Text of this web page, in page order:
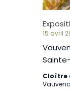
15 avril
Cloître